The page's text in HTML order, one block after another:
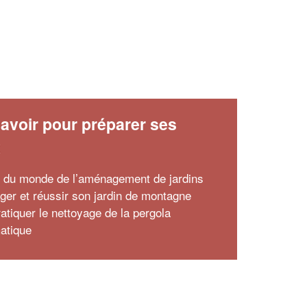
pour préparer ses
monde de l’aménagement de jardins
et réussir son jardin de montagne
le nettoyage de la pergola